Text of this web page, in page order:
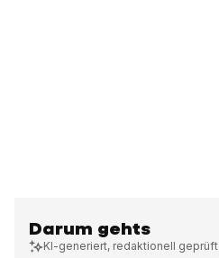
Darum gehts
KI-generiert, redaktionell geprüft